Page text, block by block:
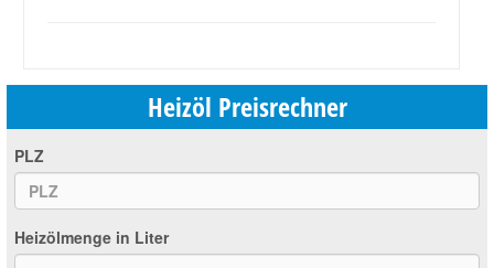
Heizöl Preisrechner
PLZ
Heizölmenge in Liter